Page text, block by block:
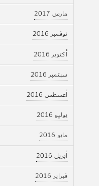
مارس 2017
نوفمبر 2016
أكتوبر 2016
سبتمبر 2016
أغسطس 2016
يوليو 2016
مايو 2016
أبريل 2016
فبراير 2016